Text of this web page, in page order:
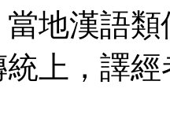
地漢語
上，譯